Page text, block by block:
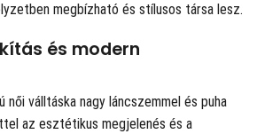
megbízható és stílusos társa lesz.
és modern
női válltáska nagy láncszemmel és puha
az esztétikus megjelenés és a